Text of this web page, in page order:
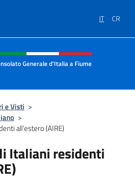
IT CR
social e menù
Generale d'Italia a Fiume
e Visti >
>
all’estero (AIRE)
Italiani residenti